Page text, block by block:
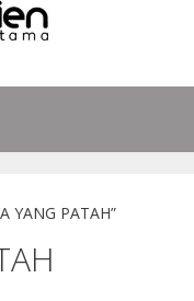
YANG PATAH”